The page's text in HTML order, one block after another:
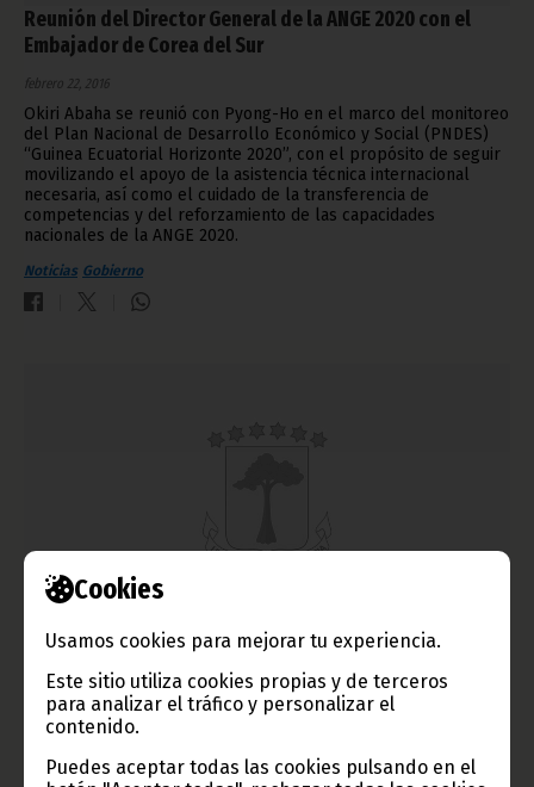
Cookies
Usamos cookies para mejorar tu experiencia.
Este sitio utiliza cookies propias y de terceros
para analizar el tráfico y personalizar el
contenido.
Puedes aceptar todas las cookies pulsando en el
Reunión del Director General de la ANGE 2020 con el
Embajador de Corea del Sur
febrero 22, 2016
Okiri Abaha se reunió con Pyong-Ho en el marco del monitoreo
del Plan Nacional de Desarrollo Económico y Social (PNDES)
“Guinea Ecuatorial Horizonte 2020”, con el propósito de seguir
movilizando el apoyo de la asistencia técnica internacional
necesaria, así como el cuidado de la transferencia de
competencias y del reforzamiento de las capacidades
nacionales de la ANGE 2020.
Noticias Gobierno
Tercer Consejo Interministerial
febrero 20, 2016
El Gobierno se ha reunido, en la mañana del viernes 19 de
febrero, en Consejo Interministerial, tercero en lo que va del
Noticias Gobierno